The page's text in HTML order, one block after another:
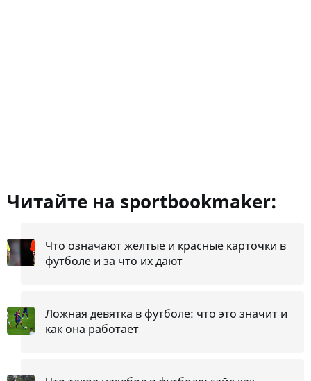
Читайте на sportbookmaker:
Что означают желтые и красные карточки в
футболе и за что их дают
Ложная девятка в футболе: что это значит и
как она работает